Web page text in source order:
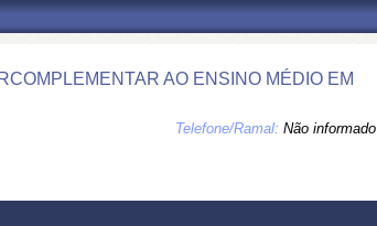
AO ENSINO MÉDIO EM
Telefone/Ramal: Não informado